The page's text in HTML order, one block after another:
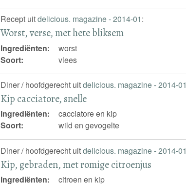
Recept uitdelicious. magazine - 2014-01:
Worst, verse, met hete bliksem
Ingrediënten:
worst
Soort:
vlees
Diner / hoofdgerecht uitdelicious. magazine - 2014-01
Kip cacciatore, snelle
Ingrediënten:
cacciatore en kip
Soort:
wild en gevogelte
Diner / hoofdgerecht uitdelicious. magazine - 2014-01
Kip, gebraden, met romige citroenjus
Ingrediënten:
citroen en kip